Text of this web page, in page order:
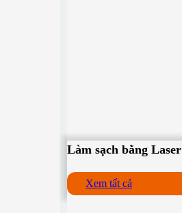
Làm sạch bằng Laser
Xem tất cả